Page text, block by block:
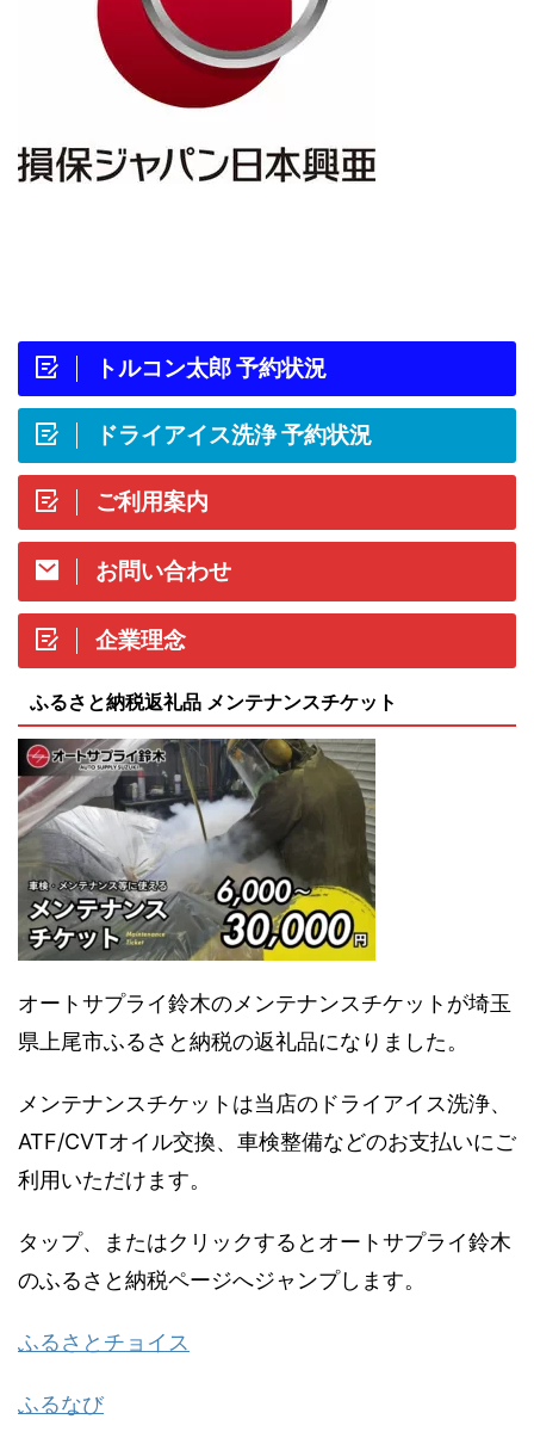
トルコン太郎 予約状況
ドライアイス洗浄 予約状況
ご利用案内
お問い合わせ
企業理念
ふるさと納税返礼品 メンテナンスチケット
オートサプライ鈴木のメンテナンスチケットが埼玉
県上尾市ふるさと納税の返礼品になりました。
メンテナンスチケットは当店のドライアイス洗浄、
ATF/CVTオイル交換、車検整備などのお支払いにご
利用いただけます。
タップ、またはクリックするとオートサプライ鈴木
のふるさと納税ページへジャンプします。
ふるさとチョイス
ふるなび